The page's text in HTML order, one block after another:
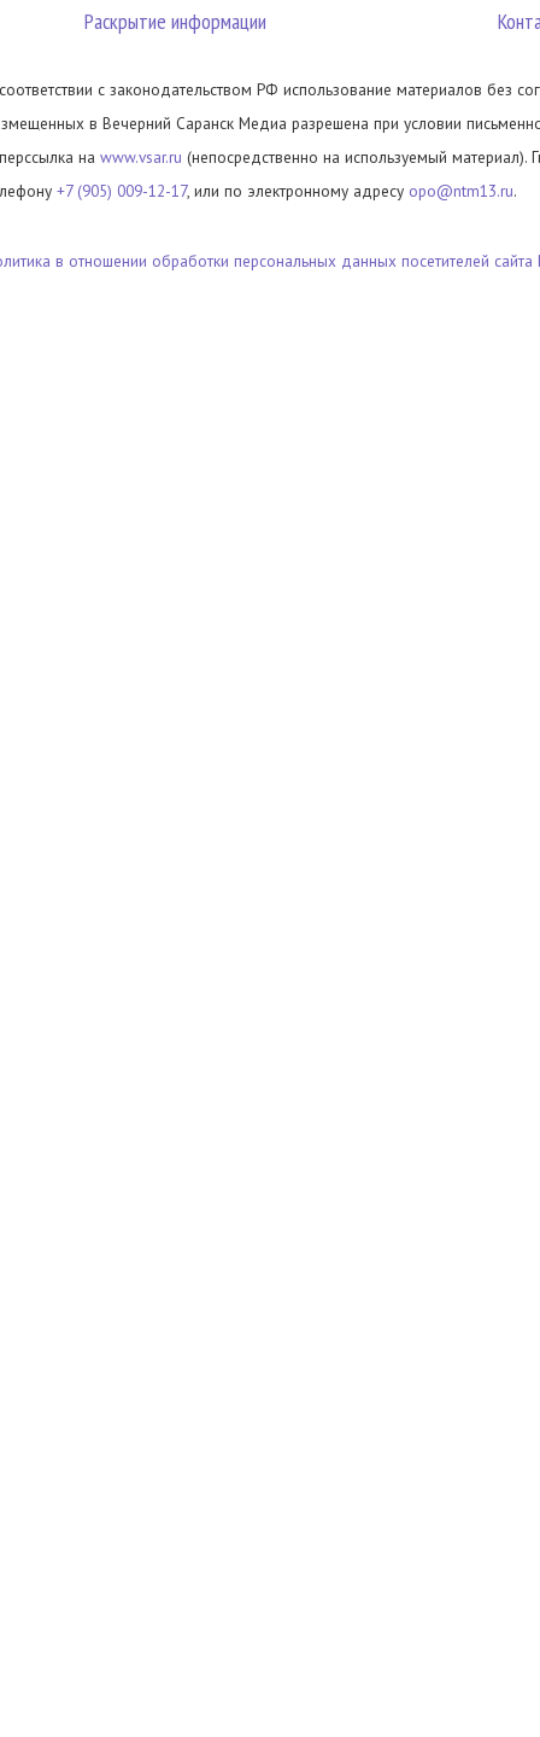
Раскрытие информации
с законодательством РФ использование материалов без
в Вечерний Саранск Медиа разрешена при условии
на www.vsar.ru (непосредственно на используемый материал).
+7 (905) 009-12-17, или по электронному адресу opo@ntm13.ru.
в отношении обработки персональных данных посетителей